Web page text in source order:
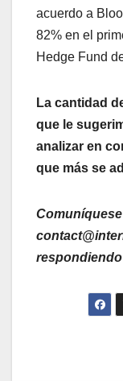
acuerdo a
82% en el
Hedge Fund
La cantidad
que le
analizar en
que más se